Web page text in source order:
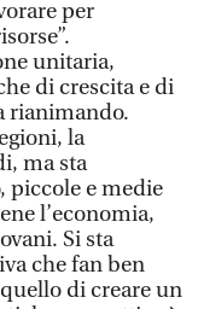
per
unitaria,
di crescita e di
rianimando.
la
ma sta
e medie
l’economia,
Si sta
che fan ben
di creare un